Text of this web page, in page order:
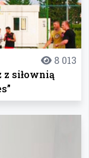
8 013
z siłownią